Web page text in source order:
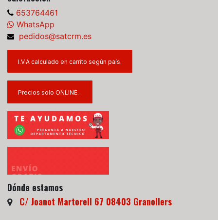
653764461
WhatsApp
pedidos@satcrm.es
I.V.A calculado en carrito según país.
Precios solo ONLINE.
Dónde estamos
C/ Joanot Martorell 67 08403 Granollers